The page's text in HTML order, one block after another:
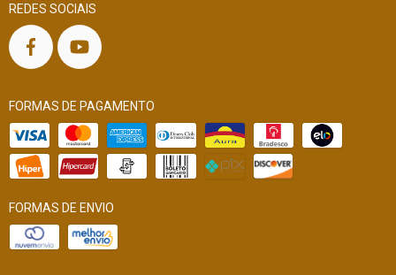
REDES SOCIAIS
FORMAS DE PAGAMENTO
FORMAS DE ENVIO